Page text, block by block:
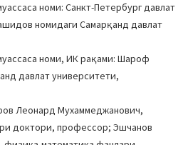
номи: Санкт-Петербург давлат
номидаги Самарқанд давлат
номи, ИК рақами: Шароф
давлат университети,
Леонард Мухаммеджанович,
доктори, профессор; Эшчанов